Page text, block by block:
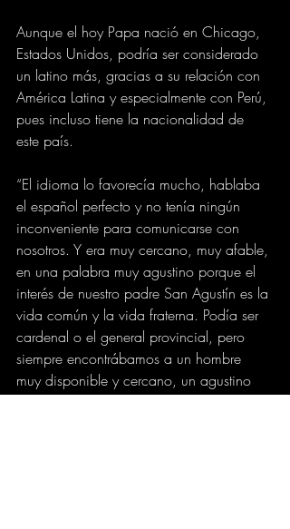
Aunque el hoy Papa nació en Chicago,
Estados Unidos, podría ser considerado
un latino más, gracias a su relación con
América Latina y especialmente con Perú,
pues incluso tiene la nacionalidad de
este país.
“El idioma lo favorecía mucho, hablaba
el español perfecto y no tenía ningún
inconveniente para comunicarse con
nosotros. Y era muy cercano, muy afable,
en una palabra muy agustino porque el
interés de nuestro padre San Agustín es la
vida común y la vida fraterna. Podía ser
cardenal o el general provincial, pero
siempre encontrábamos a un hombre
muy disponible y cercano, un agustino